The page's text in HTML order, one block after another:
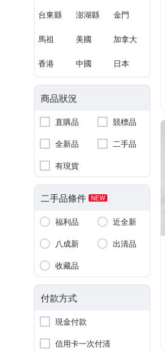
台東縣 澎湖縣 金門
馬祖 美國 加拿大
香港 中國 日本
商品狀況
直購品
競標品
全新品
二手品
有現貨
二手品條件 NEW
福利品
近全新
八成新
出清品
收藏品
付款方式
現金付款
信用卡一次付清